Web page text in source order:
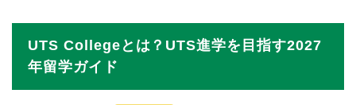
UTS Collegeとは？UTS進学を目指す2027
年留学ガイド